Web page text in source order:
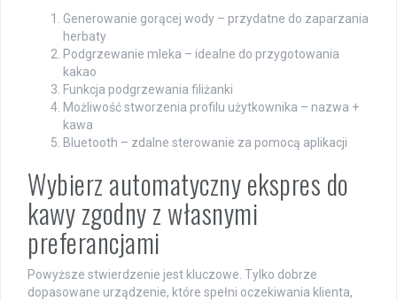
Generowanie gorącej wody – przydatne do zaparzania
herbaty
Podgrzewanie mleka – idealne do przygotowania
kakao
Funkcja podgrzewania filiżanki
Możliwość stworzenia profilu użytkownika – nazwa +
kawa
Bluetooth – zdalne sterowanie za pomocą aplikacji
Wybierz automatyczny ekspres do
kawy zgodny z własnymi
preferancjami
Powyższe stwierdzenie jest kluczowe. Tylko dobrze
dopasowane urządzenie, które spełni oczekiwania klienta,